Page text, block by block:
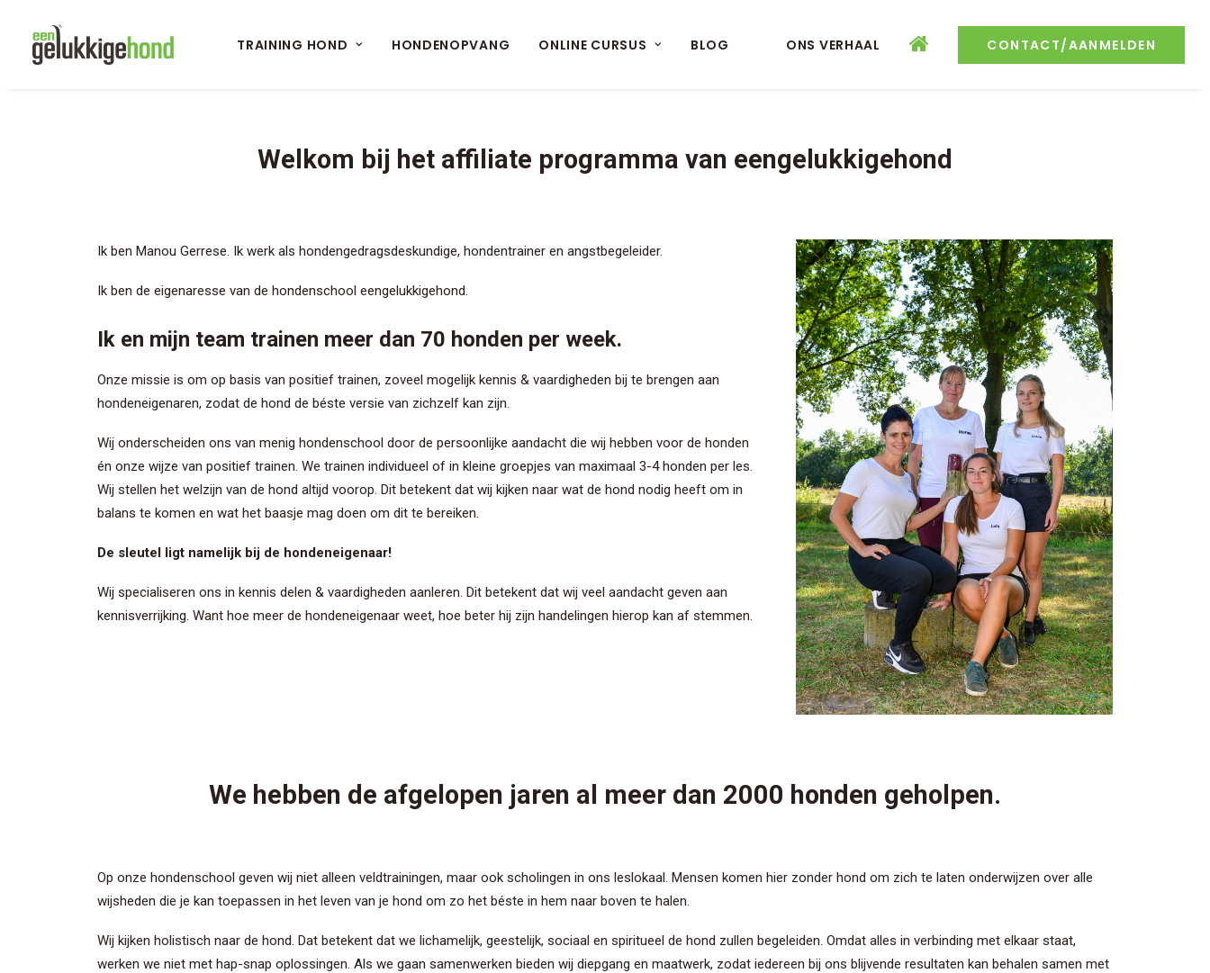
TRAINING HOND HONDENOPVANG ONLINE CURSUS BLOG ONS VERHAAL CONTACT/AANMELDEN
Welkom bij het affiliate programma van eengelukkigehond
Ik ben Manou Gerrese. Ik werk als hondengedragsdeskundige, hondentrainer en angstbegeleider.
Ik ben de eigenaresse van de hondenschool eengelukkigehond.
Ik en mijn team trainen meer dan 70 honden per week.
Onze missie is om op basis van positief trainen, zoveel mogelijk kennis & vaardigheden bij te brengen aan
hondeneigenaren, zodat de hond de béste versie van zichzelf kan zijn.
Wij onderscheiden ons van menig hondenschool door de persoonlijke aandacht die wij hebben voor de honden
én onze wijze van positief trainen. We trainen individueel of in kleine groepjes van maximaal 3-4 honden per les.
Wij stellen het welzijn van de hond altijd voorop. Dit betekent dat wij kijken naar wat de hond nodig heeft om in
balans te komen en wat het baasje mag doen om dit te bereiken.
De sleutel ligt namelijk bij de hondeneigenaar!
Wij specialiseren ons in kennis delen & vaardigheden aanleren. Dit betekent dat wij veel aandacht geven aan
kennisverrijking. Want hoe meer de hondeneigenaar weet, hoe beter hij zijn handelingen hierop kan af stemmen.
We hebben de afgelopen jaren al meer dan 2000 honden geholpen.
Op onze hondenschool geven wij niet alleen veldtrainingen, maar ook scholingen in ons leslokaal. Mensen komen hier zonder hond om zich te laten onderwijzen over alle
wijsheden die je kan toepassen in het leven van je hond om zo het béste in hem naar boven te halen.
Wij kijken holistisch naar de hond. Dat betekent dat we lichamelijk, geestelijk, sociaal en spiritueel de hond zullen begeleiden. Omdat alles in verbinding met elkaar staat,
werken we niet met hap-snap oplossingen. Als we gaan samenwerken bieden wij diepgang en maatwerk, zodat iedereen bij ons blijvende resultaten kan behalen samen met